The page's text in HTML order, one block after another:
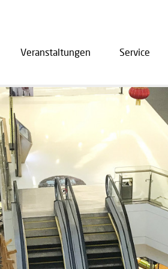
Veranstaltungen Service